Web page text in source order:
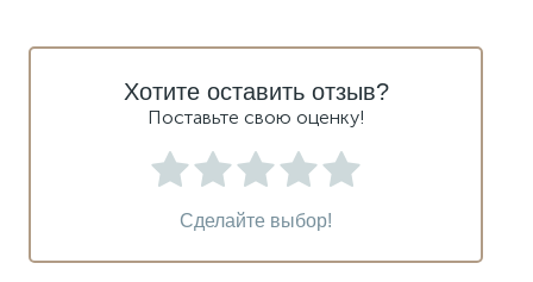
Хотите оставить отзыв?
Поставьте свою оценку!
Сделайте выбор!